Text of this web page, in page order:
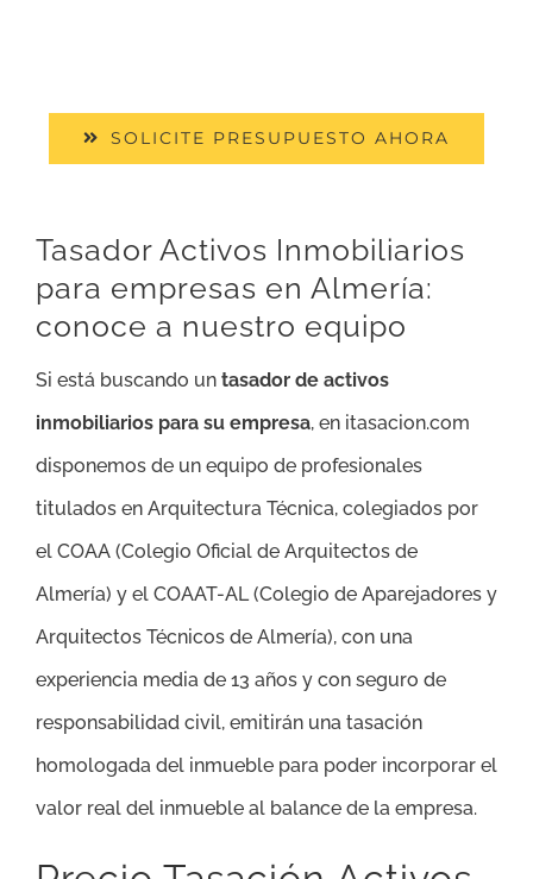
SOLICITE PRESUPUESTO AHORA
Tasador Activos Inmobiliarios
para empresas en Almería:
conoce a nuestro equipo
Si está buscando un tasador de activos
inmobiliarios para su empresa, en itasacion.com
disponemos de un equipo de profesionales
titulados en Arquitectura Técnica, colegiados por
el COAA (Colegio Oficial de Arquitectos de
Almería) y el COAAT-AL (Colegio de Aparejadores y
Arquitectos Técnicos de Almería), con una
experiencia media de 13 años y con seguro de
responsabilidad civil, emitirán una tasación
homologada del inmueble para poder incorporar el
valor real del inmueble al balance de la empresa.